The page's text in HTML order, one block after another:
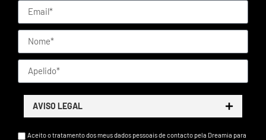
AVISO LEGAL
Aceito o tratamento dos meus dados pessoais de contacto pela Dreamia para